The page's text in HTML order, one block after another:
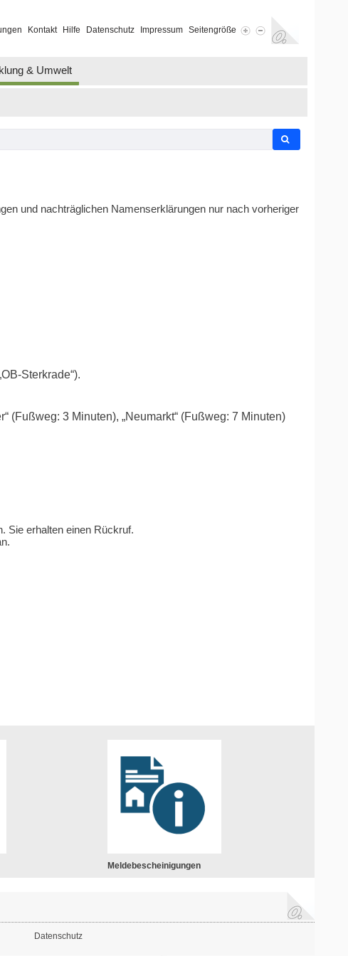
Kontakt Hilfe Datenschutz Impressum Seitengröße
& Umwelt
und nachträglichen Namenserklärungen nur nach vorheriger
Sterkrade“).
(Fußweg: 3 Minuten), „Neumarkt“ (Fußweg: 7 Minuten)
Sie erhalten einen Rückruf.
Meldebescheinigungen
Datenschutz